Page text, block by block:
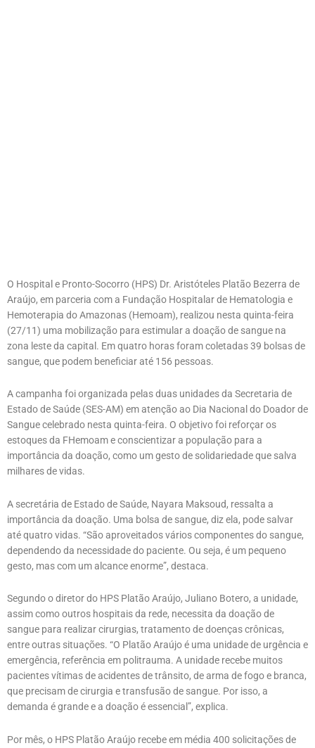
O Hospital e Pronto-Socorro (HPS) Dr. Aristóteles Platão Bezerra de
Araújo, em parceria com a Fundação Hospitalar de Hematologia e
Hemoterapia do Amazonas (Hemoam), realizou nesta quinta-feira
(27/11) uma mobilização para estimular a doação de sangue na
zona leste da capital. Em quatro horas foram coletadas 39 bolsas de
sangue, que podem beneficiar até 156 pessoas.
A campanha foi organizada pelas duas unidades da Secretaria de
Estado de Saúde (SES-AM) em atenção ao Dia Nacional do Doador de
Sangue celebrado nesta quinta-feira. O objetivo foi reforçar os
estoques da FHemoam e conscientizar a população para a
importância da doação, como um gesto de solidariedade que salva
milhares de vidas.
A secretária de Estado de Saúde, Nayara Maksoud, ressalta a
importância da doação. Uma bolsa de sangue, diz ela, pode salvar
até quatro vidas. “São aproveitados vários componentes do sangue,
dependendo da necessidade do paciente. Ou seja, é um pequeno
gesto, mas com um alcance enorme”, destaca.
Segundo o diretor do HPS Platão Araújo, Juliano Botero, a unidade,
assim como outros hospitais da rede, necessita da doação de
sangue para realizar cirurgias, tratamento de doenças crônicas,
entre outras situações. “O Platão Araújo é uma unidade de urgência e
emergência, referência em politrauma. A unidade recebe muitos
pacientes vítimas de acidentes de trânsito, de arma de fogo e branca,
que precisam de cirurgia e transfusão de sangue. Por isso, a
demanda é grande e a doação é essencial”, explica.
Por mês, o HPS Platão Araújo recebe em média 400 solicitações de